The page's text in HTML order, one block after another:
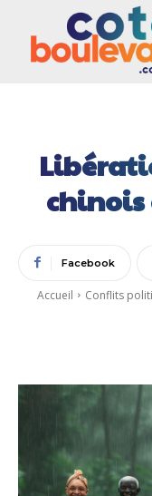
chinois
Facebook
Accueil Conflits